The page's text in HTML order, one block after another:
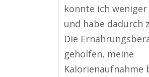
konnte ich
und habe dadurch
Die
geholfen, meine
Kalorienaufnahme